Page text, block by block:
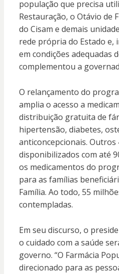
população que precisa
Restauração, o Otávio de
do Cisam e demais
rede própria do Estado e,
em condições adequadas
complementou a
O relançamento do
amplia o acesso a
distribuição gratuita de
hipertensão, diabetes,
anticoncepcionais. Outros
disponibilizados com até
os medicamentos do
para as famílias
Família. Ao todo, 55
contempladas.
Em seu discurso, o
o cuidado com a saúde
governo. “O Farmácia
direcionado para as